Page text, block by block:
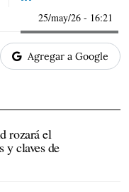
25/may/26 - 16:21
Agregar a Google
rozará el
y claves de